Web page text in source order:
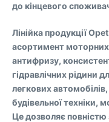
до кінцевого
Лінійка продукції
асортимент моторних
антифризу,
гідравлічних рідини
легкових
будівельної техніки,
Це дозволяє